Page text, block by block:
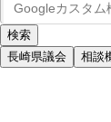
長崎県議会 相談